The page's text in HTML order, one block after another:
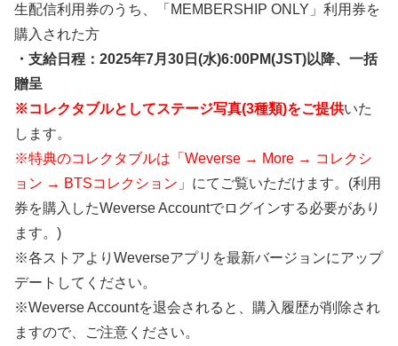
生配信利用券のうち、「MEMBERSHIP ONLY」利用券を
購入された方
・支給日程：2025年7月30日(水)6:00PM(JST)以降、一括
贈呈
※コレクタブルとしてステージ写真(3種類)をご提供いた
します。
※特典のコレクタブルは「Weverse → More → コレクシ
ョン → BTSコレクション 」にてご覧いただけます。(利用
券を購入したWeverse Accountでログインする必要があり
ます。)
※各ストアよりWeverseアプリを最新バージョンにアップ
デートしてください。
※Weverse Accountを退会されると、購入履歴が削除され
ますので、ご注意ください。